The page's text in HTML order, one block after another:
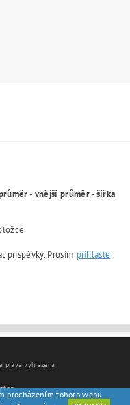
- vnější průměr - šířka
příspěvky. Prosím přihlaste
práva vyhrazena
procházením tohoto webu